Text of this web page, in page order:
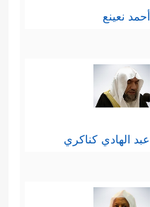
أحمد نعينع
عبد الهادي كناكري